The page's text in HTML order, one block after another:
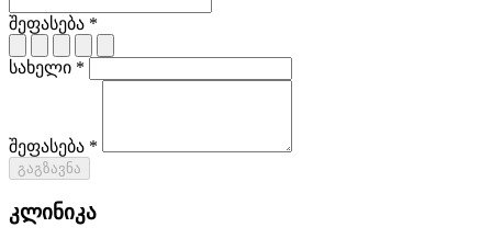
შეფასება *
სახელი *
შეფასება *
გაგზავნა
კლინიკა